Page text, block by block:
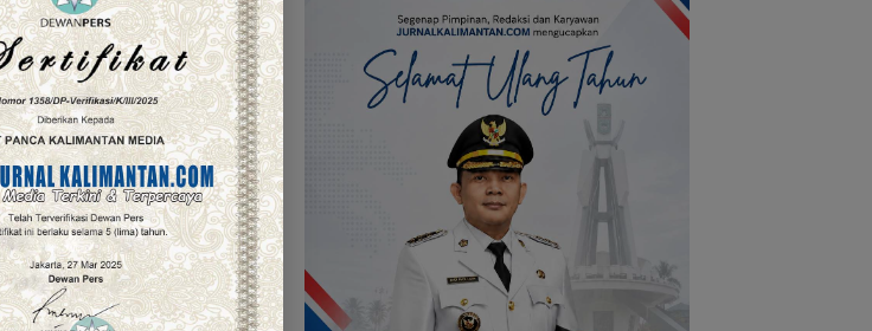
atau terlalu idealis dalam
daya tarik di pasaran,”
penopang utama
dinilai akan berdampak
kerja.
dan tenaga kerja